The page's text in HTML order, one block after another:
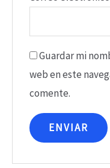
Guardar mi
web en este
comente.